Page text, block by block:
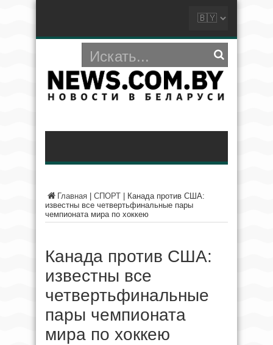
Главная СПОРТ
Канада против США:
известны все четвертьфинальные пары
чемпионата мира по хоккею
Канада против США:
известны все
четвертьфинальные
пары чемпионата
мира по хоккею